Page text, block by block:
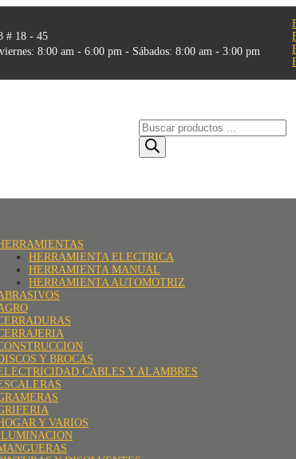
# 18 - 45
8:00 am - 6:00 pm - Sábados: 8:00 am - 3:00 pm
Búsqueda
de
productos
HERRAMIENTA ELECTRICA
HERRAMIENTA MANUAL
HERRAMIENTA AUTOMOTRIZ
Y BROCAS
CABLES Y ALAMBRES
Y VARIOS